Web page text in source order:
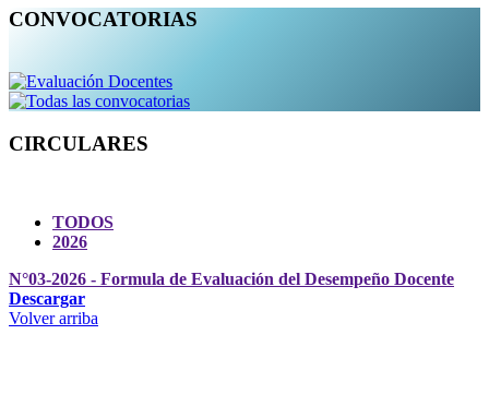
CONVOCATORIAS
CIRCULARES
TODOS
2026
N°03-2026 - Formula de Evaluación del Desempeño Docente
Descargar
Volver arriba